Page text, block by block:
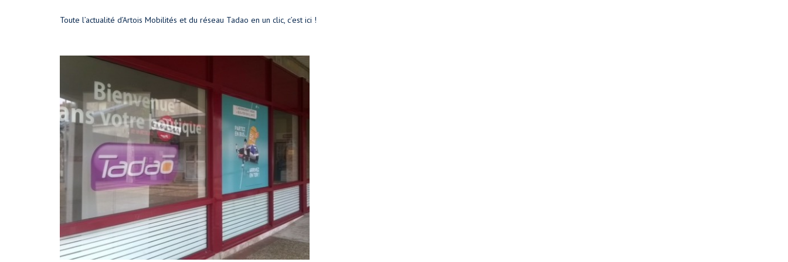
Toute l’actualité d’Artois Mobilités et du réseau Tadao en un clic, c’est ici !